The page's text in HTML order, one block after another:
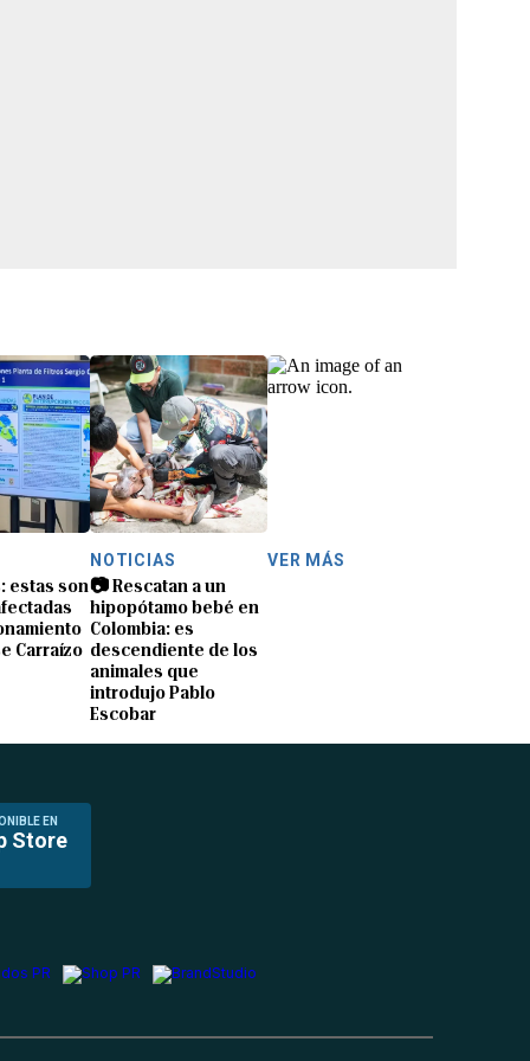
estas son
Carraízo
NOTICIAS
📷 Rescatan a un
hipopótamo bebé en
Colombia: es
descendiente de los
animales que
introdujo Pablo
Escobar
VER MÁS
EN
Store